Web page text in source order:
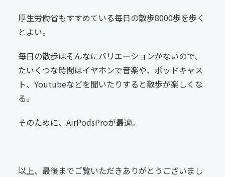
厚生労働省もすすめている毎日の散歩8000歩を歩く
とよい。
毎日の散歩はそんなにバリエーションがないので、
たいくつな時間はイヤホンで音楽や、ポッドキャス
ト、Youtubeなどを聞いたりすると散歩が楽しくな
る。
そのために、AirPodsProが最適。
以上、最後までご覧いただきありがとうございまし